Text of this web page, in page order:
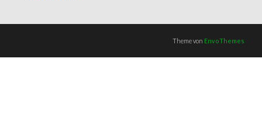
Theme von EnvoThemes